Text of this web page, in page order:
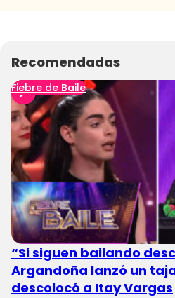
Recomendadas
Fiebre de Baile
“Si siguen bailando
Argandoña lanzó un
descolocó a Itay Vargas